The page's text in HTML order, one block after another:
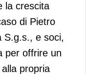
la crescita
di Pietro
S.g.s., e soci,
per offrire un
propria